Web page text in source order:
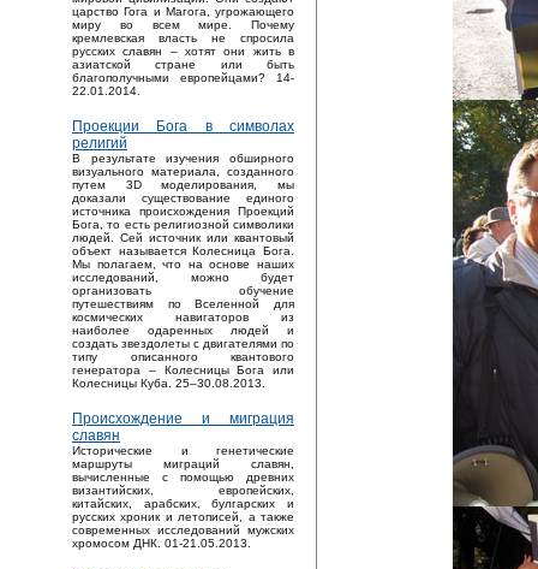
царство Гога и Магога, угрожающего
миру во всем мире. Почему
кремлевская власть не спросила
русских славян – хотят они жить в
азиатской стране или быть
благополучными европейцами? 14-
22.01.2014.
Проекции Бога в символах
религий
В результате изучения обширного
визуального материала, созданного
путем 3D моделирования, мы
доказали существование единого
источника происхождения Проекций
Бога, то есть религиозной символики
людей. Сей источник или квантовый
объект называется Колесница Бога.
Мы полагаем, что на основе наших
исследований, можно будет
организовать обучение
путешествиям по Вселенной для
космических навигаторов из
наиболее одаренных людей и
создать звездолеты с двигателями по
типу описанного квантового
генератора – Колесницы Бога или
Колесницы Куба. 25–30.08.2013.
Происхождение и миграция
славян
Исторические и генетические
маршруты миграций славян,
вычисленные с помощью древних
византийских, европейских,
китайских, арабских, булгарских и
русских хроник и летописей, а также
современных исследований мужских
хромосом ДНК. 01-21.05.2013.